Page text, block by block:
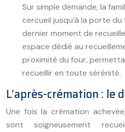
Sur simple demande, la
cercueil jusqu’à la porte
dernier moment de
espace dédié au
proximité du four,
recueillir en toute sérénité.
L’après-crémation : le
Une fois la crémation
sont soigneusement